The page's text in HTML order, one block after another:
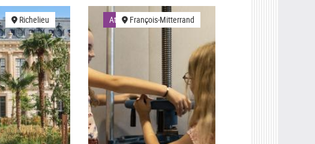
Richelieu AteliersFrançois-Mitterrand